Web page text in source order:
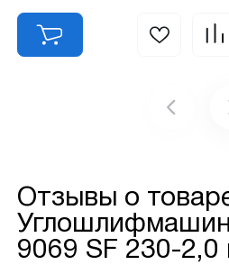
Отзывы о
9069 SF 230-2,0